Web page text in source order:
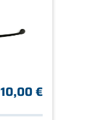
10,00 €